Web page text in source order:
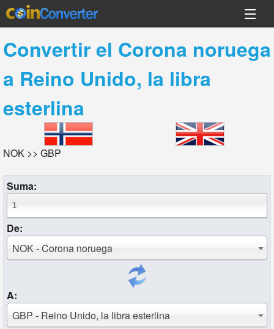
Convertir el Corona noruega
a Reino Unido, la libra
esterlina
NOK >> GBP
Suma:
De:
NOK - Corona noruega
A:
GBP - Reino Unido, la libra esterlina